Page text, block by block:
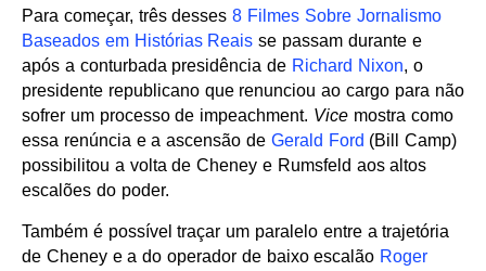
Para começar, três desses8 Filmes Sobre Jornalismo
Baseados em Histórias Reais se passam durante e
após a conturbada presidência de Richard Nixon, o
presidente republicano que renunciou ao cargo para não
sofrer um processo de impeachment. Vice mostra como
essa renúncia e a ascensão de Gerald Ford (Bill Camp)
possibilitou a volta de Cheney e Rumsfeld aos altos
escalões do poder.
Também é possível traçar um paralelo entre a trajetória
de Cheney e a do operador de baixo escalão Roger